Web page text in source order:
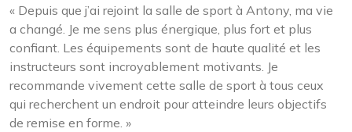
« Depuis que j’ai rejoint la salle de sport à Antony, ma vie
a changé. Je me sens plus énergique, plus fort et plus
confiant. Les équipements sont de haute qualité et les
instructeurs sont incroyablement motivants. Je
recommande vivement cette salle de sport à tous ceux
qui recherchent un endroit pour atteindre leurs objectifs
de remise en forme. »